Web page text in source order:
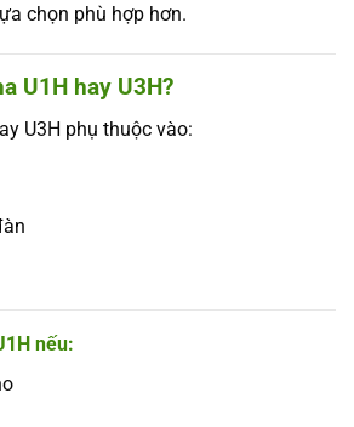
chọn phù hợp hơn.
U1H hay U3H?
U3H phụ thuộc vào:
nếu: